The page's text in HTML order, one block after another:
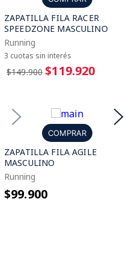
ZAPATILLA FILA RACER
SPEEDZONE MASCULINO
Running
3 cuotas sin interés
$149.900 $119.920
COMPRAR
ZAPATILLA FILA AGILE
MASCULINO
Running
$99.900